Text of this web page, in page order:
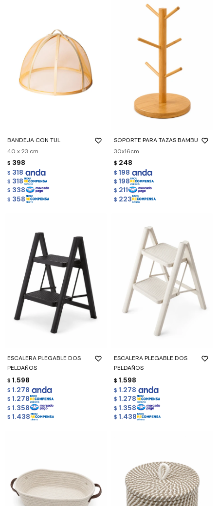
BANDEJA CON TUL
40 x 23 cm
$ 398
$ 318
$ 318
$ 338
$ 358
SOPORTE PARA TAZAS BAMBU
30x16cm
$ 248
$ 198
$ 198
$ 211
$ 223
ESCALERA PLEGABLE DOS
PELDAÑOS
$ 1.598
$ 1.278
$ 1.278
$ 1.358
$ 1.438
ESCALERA PLEGABLE DOS
PELDAÑOS
$ 1.598
$ 1.278
$ 1.278
$ 1.358
$ 1.438